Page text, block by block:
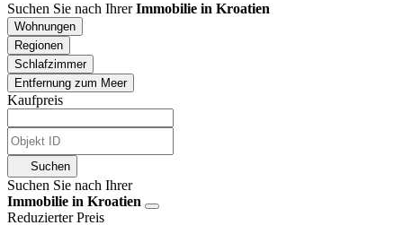
Suchen Sie nach IhrerImmobilie in Kroatien
Wohnungen
Regionen
Schlafzimmer
Entfernung zum Meer
Kaufpreis
Suchen
Suchen Sie nach Ihrer
Immobilie in Kroatien
Reduzierter Preis